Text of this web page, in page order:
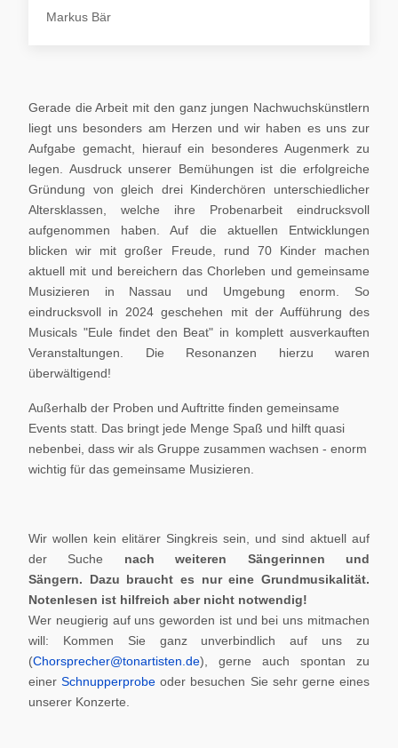
Markus Bär
Gerade die Arbeit mit den ganz jungen Nachwuchskünstlern
liegt uns besonders am Herzen und wir haben es uns zur
Aufgabe gemacht, hierauf ein besonderes Augenmerk zu
legen. Ausdruck unserer Bemühungen ist die erfolgreiche
Gründung von gleich drei Kinderchören unterschiedlicher
Altersklassen, welche ihre Probenarbeit eindrucksvoll
aufgenommen haben. Auf die aktuellen Entwicklungen
blicken wir mit großer Freude, rund 70 Kinder machen
aktuell mit und bereichern das Chorleben und gemeinsame
Musizieren in Nassau und Umgebung enorm. So
eindrucksvoll in 2024 geschehen mit der Aufführung des
Musicals "Eule findet den Beat" in komplett ausverkauften
Veranstaltungen. Die Resonanzen hierzu waren
überwältigend!
Außerhalb der Proben und Auftritte finden gemeinsame
Events statt. Das bringt jede Menge Spaß und hilft quasi
nebenbei, dass wir als Gruppe zusammen wachsen - enorm
wichtig für das gemeinsame Musizieren.
Wir wollen kein elitärer Singkreis sein, und sind aktuell auf
der Suche nach weiteren Sängerinnen und
Sängern. Dazu braucht es nur eine Grundmusikalität.
Notenlesen ist hilfreich aber nicht notwendig!
Wer neugierig auf uns geworden ist und bei uns mitmachen
will: Kommen Sie ganz unverbindlich auf uns zu
(Chorsprecher@tonartisten.de), gerne auch spontan zu
einerSchnupperprobe oder besuchen Sie sehr gerne eines
unserer Konzerte.